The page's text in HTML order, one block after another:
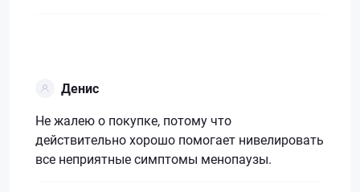
Денис
Не жалею о покупке, потому что
действительно хорошо помогает нивелировать
все неприятные симптомы менопаузы.